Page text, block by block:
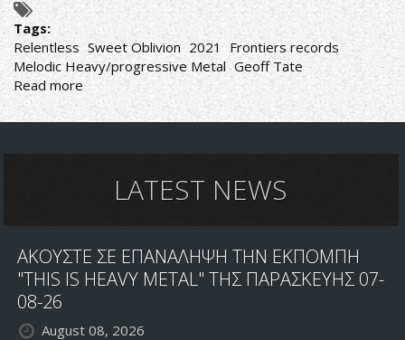
Tags:
Relentless Sweet Oblivion 2021 Frontiers records
Melodic Heavy/progressive Metal Geoff Tate
Read more about
Sweet
Oblivion-
LATEST NEWS
ΑΚΟΥΣΤΕ ΣΕ ΕΠΑΝΑΛΗΨΗ ΤΗΝ ΕΚΠΟΜΠΗ
"THIS IS HEAVY METAL" ΤΗΣ ΠΑΡΑΣΚΕΥΗΣ 07-
08-26
August 08, 2026